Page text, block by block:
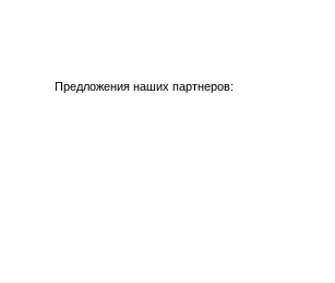
Предложения наших партнеров: